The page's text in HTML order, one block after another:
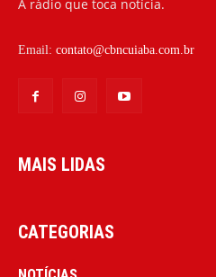
A rádio que toca notícia.
Email: contato@cbncuiaba.com.br
MAIS LIDAS
CATEGORIAS